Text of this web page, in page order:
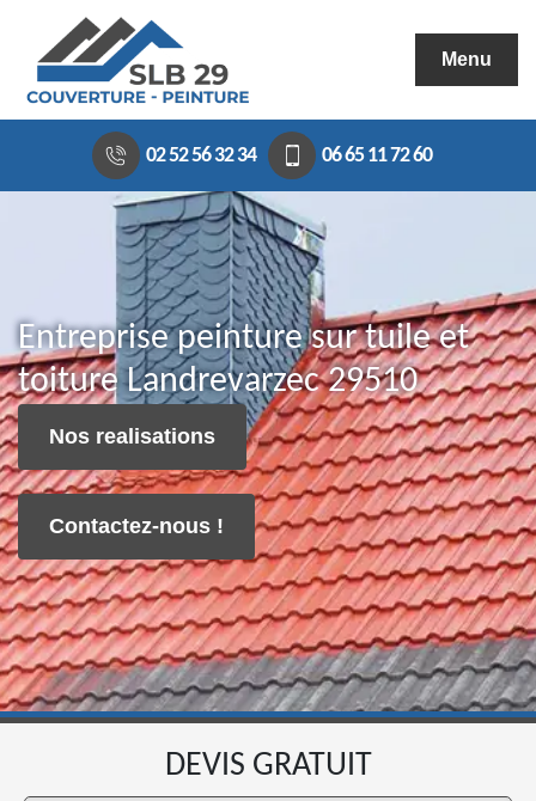
Menu
02 52 56 32 34 06 65 11 72 60
Entreprise peinture sur tuile et
toiture Landrevarzec 29510
Nos realisations
Contactez-nous !
DEVIS GRATUIT